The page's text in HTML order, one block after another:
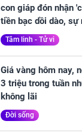
con giáp đón nhận
tiền bạc dồi dào, sự
Tâm linh - Tử vi
Giá vàng hôm nay,
3 triệu trong tuần
không lãi
Đời sống